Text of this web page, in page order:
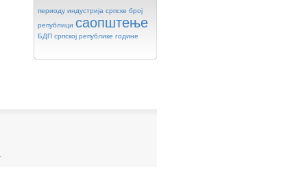
периоду индустрија српске број
републици саопштење
БДП српској републике године